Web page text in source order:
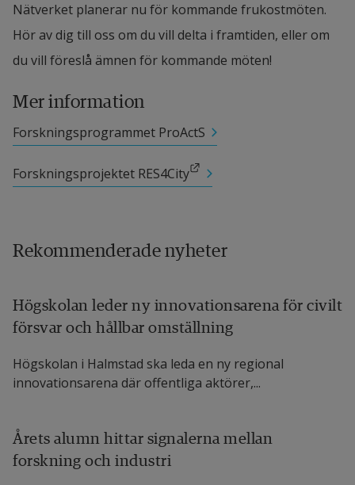
Nätverket planerar nu för kommande frukostmöten.
Hör av dig till oss om du vill delta i framtiden, eller om
du vill föreslå ämnen för kommande möten!
Mer information
Forskningsprogrammet ProActS
Forskningsprojektet RES4City
Länk till annan webbplats.
Rekommenderade nyheter
Högskolan leder ny innovationsarena för civilt
försvar och hållbar omställning
Högskolan i Halmstad ska leda en ny regional
innovationsarena där offentliga aktörer,...
Årets alumn hittar signalerna mellan
forskning och industri